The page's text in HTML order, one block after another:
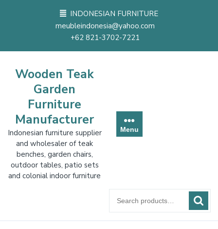
INDONESIAN FURNITURE
meubleindonesia@yahoo.com
+62 821-3702-7221
Wooden Teak
Garden
Furniture
Manufacturer
Indonesian furniture supplier
and wholesaler of teak
benches, garden chairs,
outdoor tables, patio sets
and colonial indoor furniture
Menu
for: